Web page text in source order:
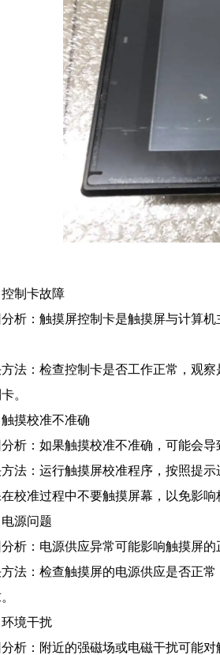
控制卡故障
分析：触摸屏控制卡是触摸屏与计算
法：检查控制卡是否工作正常，观
。
摸校准不准确
分析：如果触摸校准不准确，可能会
法：运行触摸屏校准程序，按照提示
校准过程中不要触摸屏幕，以免影响
源问题
分析：电源供应异常可能影响触摸屏的
法：检查触摸屏的电源供应是否正
境干扰
分析：附近的强磁场或电磁干扰可能